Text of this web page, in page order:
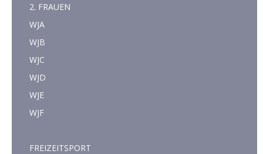
2. FRAUEN
WJA
WJB
WJC
WJD
WJE
WJF
FREIZEITSPORT